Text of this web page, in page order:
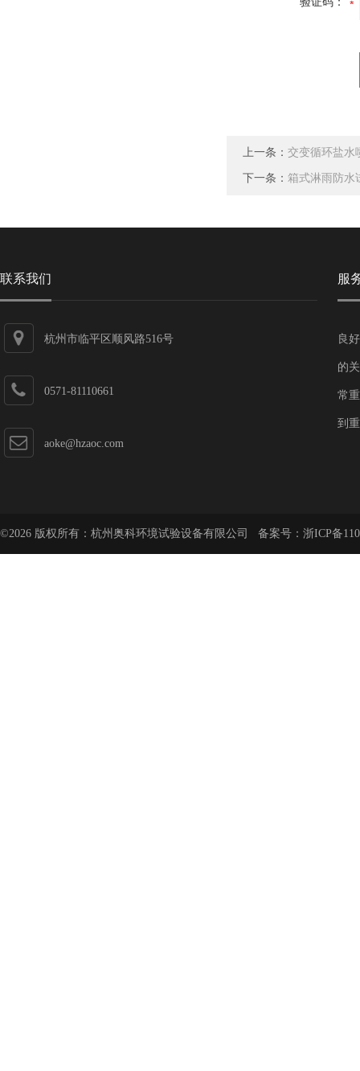
上一条： 交变循环盐水
下一条： 箱式淋雨防水
联系我们
杭州市临平区顺风路516号
0571-81110661
aoke@hzaoc.com
服
良
的
常
到
©2026 版权所有：杭州奥科环境试验设备有限公司 备案号： 浙ICP备